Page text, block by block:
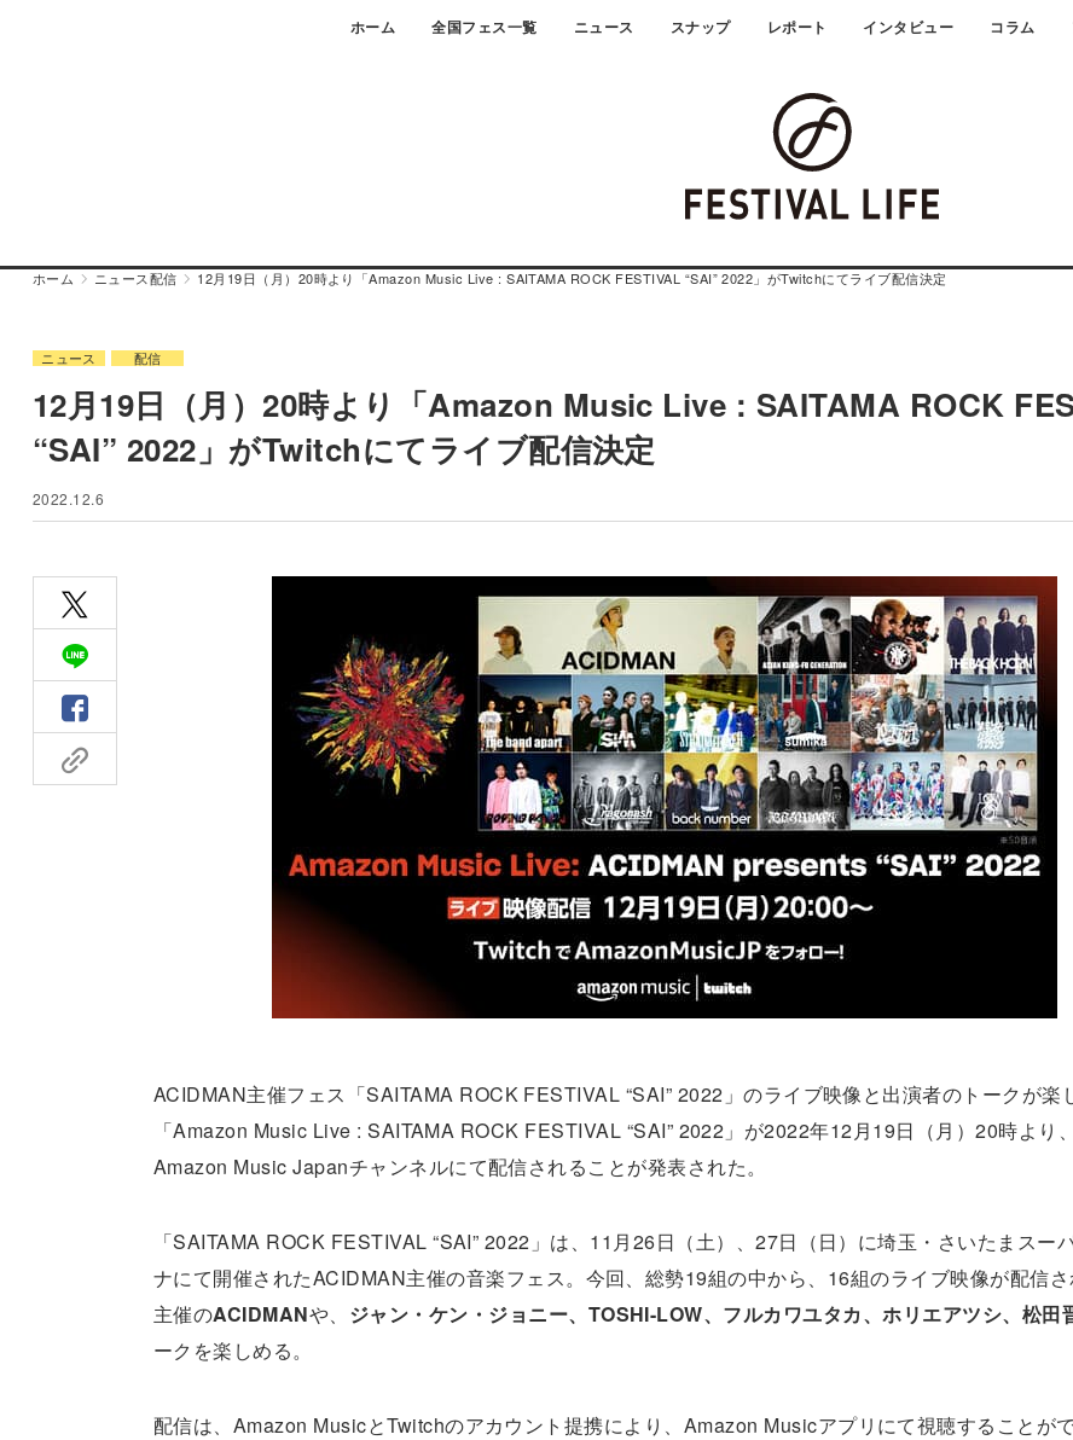
ホーム 全国フェス一覧 ニュース スナップ レポート インタビュー コラム
ホーム ニュース配信 12月19日（月）20時より「Amazon Music Live : SAITAMA ROCK FESTIVAL “SAI” 2022」がTwitchにてライブ配信決定
ニュース 配信
12月19日（月）20時より「Amazon Music Live : SAITAMA ROCK
“SAI” 2022」がTwitchにてライブ配信決定
2022.12.6
ACIDMAN主催フェス「SAITAMA ROCK FESTIVAL “SAI” 2022」のライブ映像と出演者のトークが楽
「Amazon Music Live : SAITAMA ROCK FESTIVAL “SAI” 2022」が2022年12月19日（月）20時より
Amazon Music Japanチャンネルにて配信されることが発表された。
「SAITAMA ROCK FESTIVAL “SAI” 2022」は、11月26日（土）、27日（日）に埼玉・さいたまスー
ナにて開催されたACIDMAN主催の音楽フェス。今回、総勢19組の中から、16組のライブ映像が配信さ
主催のACIDMANや、 ジャン・ケン・ジョニー、TOSHI-LOW、フルカワユタカ、ホリエアツシ、松田
ークを楽しめる。
配信は、Amazon MusicとTwitchのアカウント提携により、Amazon Musicアプリにて視聴することがで